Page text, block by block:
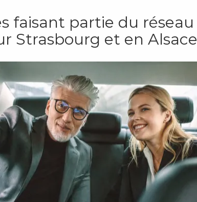
faisant partie du réseau
Strasbourg et en Alsace